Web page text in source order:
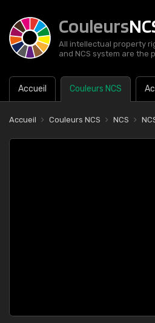
Couleurs
All intellectual property
and NCS system are the
Accueil Couleurs NCS
Accueil Couleurs NCS NCS